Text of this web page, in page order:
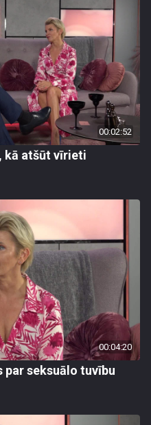
00:02:52
kā atšūt vīrieti
00:04:20
par seksuālo tuvību